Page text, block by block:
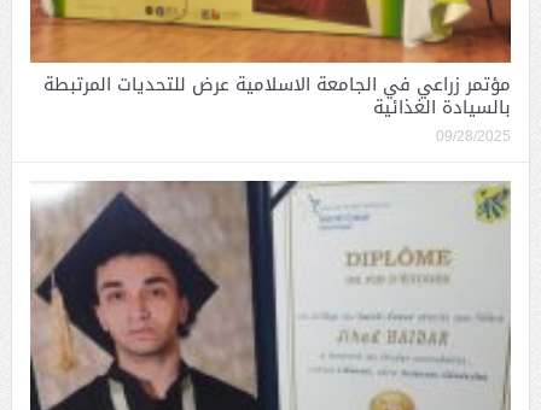
مؤتمر زراعي في الجامعة الاسلامية عرض للتحديات المرتبطة
بالسيادة الغذائية
09/28/2025